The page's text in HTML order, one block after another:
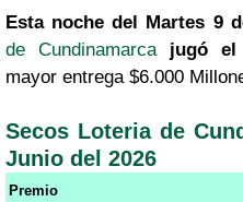
Esta noche del Martes 9
de Cundinamarca
jugó el
mayor entrega $6.000
Secos Loteria de
Junio del 2026
Premio